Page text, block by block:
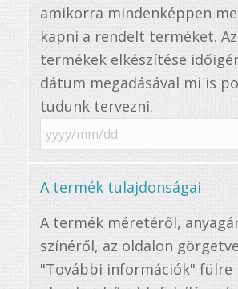
amikorra mindenképpen
kapni a rendelt terméket.
termékek elkészítése
dátum megadásával mi is
tudunk tervezni.
A termék tulajdonságai
A termék méretéről,
színéről, az oldalon
"További információk"